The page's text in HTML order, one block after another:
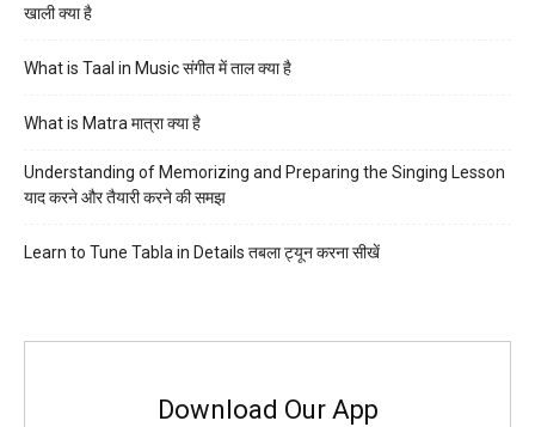
खाली क्या है
What is Taal in Music संगीत में ताल क्या है
What is Matra मात्रा क्या है
Understanding of Memorizing and Preparing the Singing Lesson
याद करने और तैयारी करने की समझ
Learn to Tune Tabla in Details तबला ट्यून करना सीखें
Download Our App